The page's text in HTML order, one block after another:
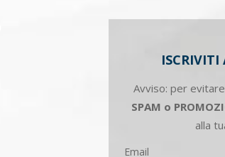
ISCRIVITI
Avviso: per
SPAM o
alla
Email